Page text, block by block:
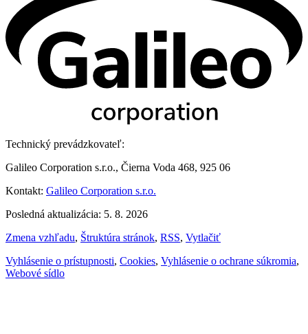
Technický prevádzkovateľ:
Galileo Corporation s.r.o., Čierna Voda 468, 925 06
Kontakt: Galileo Corporation s.r.o.
Posledná aktualizácia: 5. 8. 2026
Zmena vzhľadu, Štruktúra stránok, RSS, Vytlačiť
Vyhlásenie o prístupnosti, Cookies, Vyhlásenie o ochrane súkromia,
Webové sídlo